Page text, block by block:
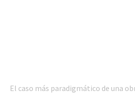
El caso más paradigmático de una